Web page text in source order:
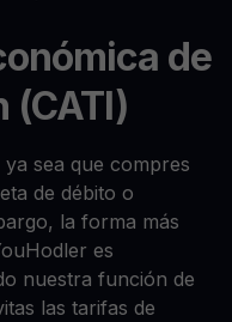
de
(CATI)
sea que compres
de débito o
la forma más
es
nuestra función de
las tarifas de